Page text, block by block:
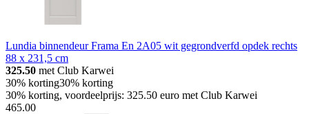
Lundia binnendeur Frama En 2A05 wit gegrondverfd opdek rechts
88 x 231,5 cm
325.50 met Club Karwei
30% korting30% korting
30% korting, voordeelprijs: 325.50 euro met Club Karwei
465.00